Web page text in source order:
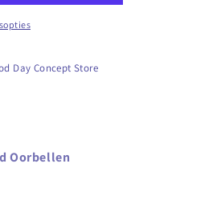
Day Concept Store
Oorbellen